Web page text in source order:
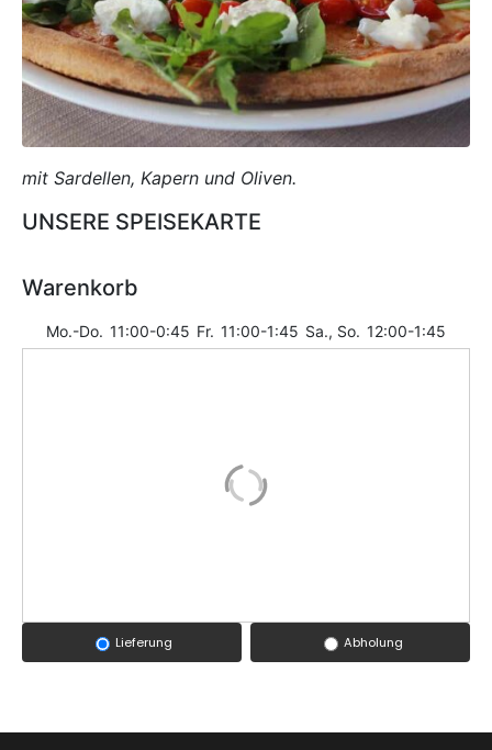
mit Sardellen, Kapern und Oliven.
UNSERE SPEISEKARTE
Warenkorb
Mo.-Do. 11:00-0:45 Fr. 11:00-1:45 Sa., So. 12:00-1:45
Lieferung Abholung